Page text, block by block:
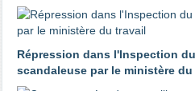
Répression dans l'Inspection
scandaleuse par le ministère du